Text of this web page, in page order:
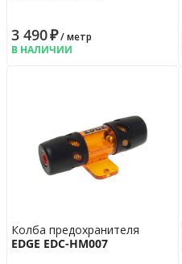
3 490₽/ метр
В НАЛИЧИИ
Колба предохранителя
EDGE EDC-HM007